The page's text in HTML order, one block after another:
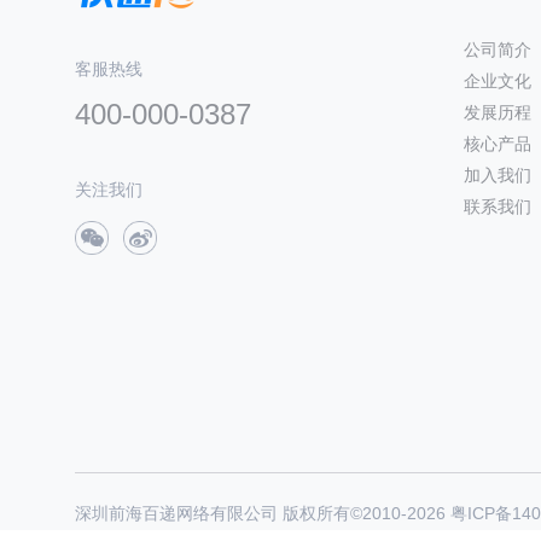
客服热线
400-000-0387
关注我们
公司简介
企业文化
发展历程
核心产品
加入我们
联系我们
深圳前海百递网络有限公司 版权所有©2010-2026 粤ICP备